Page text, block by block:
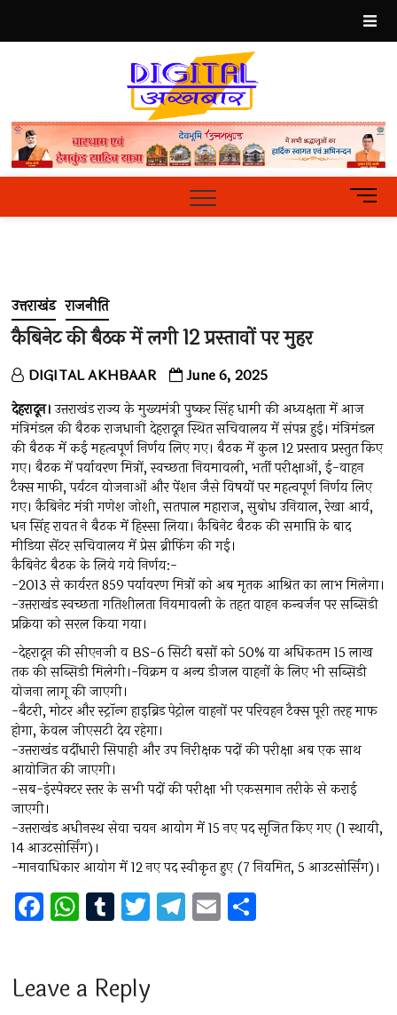
content
Hindi
News
PortalM
e
उत्तराखंड राजनीति
कैबिनेट की बैठक में लगी 12 प्रस्तावों पर मुहर
DIGITAL AKHBAAR June 6, 2025
देहरादून।उत्तराखंड राज्य के मुख्यमंत्री पुष्कर सिंह धामी की अध्यक्षता में आज
मंत्रिमंडल की बैठक राजधानी देहरादून स्थित सचिवालय में संपन्न हुई‌। मंत्रिमंडल
की बैठक में कई महत्वपूर्ण निर्णय लिए गए। बैठक में कुल 12 प्रस्ताव प्रस्तुत किए
गए। बैठक में पर्यावरण मित्रों, स्वच्छता नियमावली, भर्ती परीक्षाओं, ई-वाहन
टैक्स माफी, पर्यटन योजनाओं और पेंशन जैसे विषयों पर महत्वपूर्ण निर्णय लिए
गए। कैबिनेट मंत्री गणेश जोशी, सतपाल महाराज, सुबोध उनियाल, रेखा आर्य,
धन सिंह रावत ने बैठक में हिस्सा लिया। कैबिनेट बैठक की समाप्ति के बाद
मीडिया सेंटर सचिवालय में प्रेस ब्रीफिंग की गई।
कैबिनेट बैठक के लिये गये निर्णय:-
-2013 से कार्यरत 859 पर्यावरण मित्रों को अब मृतक आश्रित का लाभ मिलेगा।
-उत्तराखंड स्वच्छता गतिशीलता नियमावली के तहत वाहन कन्वर्जन पर सब्सिडी
प्रक्रिया को सरल किया गया।
-देहरादून की सीएनजी व BS-6 सिटी बसों को 50% या अधिकतम ₹15 लाख
तक की सब्सिडी मिलेगी।-विक्रम व अन्य डीजल वाहनों के लिए भी सब्सिडी
योजना लागू की जाएगी।
-बैटरी, मोटर और स्ट्रॉन्ग हाइब्रिड पेट्रोल वाहनों पर परिवहन टैक्स पूरी तरह माफ
होगा, केवल जीएसटी देय रहेगा।
-उत्तराखंड वर्दीधारी सिपाही और उप निरीक्षक पदों की परीक्षा अब एक साथ
आयोजित की जाएगी।
-सब-इंस्पेक्टर स्तर के सभी पदों की परीक्षा भी एकसमान तरीके से कराई
जाएगी।
-उत्तराखंड अधीनस्थ सेवा चयन आयोग में 15 नए पद सृजित किए गए (1 स्थायी,
14 आउटसोर्सिंग)।
-मानवाधिकार आयोग में 12 नए पद स्वीकृत हुए (7 नियमित, 5 आउटसोर्सिंग)।
F
a
b
W
h
s
T
u
bl
T
wi
er
T
el
E
m
Leave a Reply